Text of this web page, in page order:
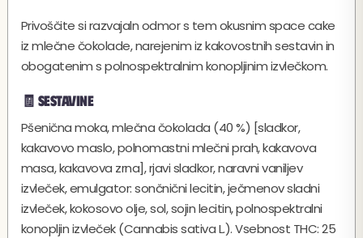
Privoščite si razvajaln odmor s tem okusnim space cake
iz mlečne čokolade, narejenim iz kakovostnih sestavin in
obogatenim s polnospektralnim konopljinim izvlečkom.
🧾 Sestavine
Pšenična moka, mlečna čokolada (40 %) [sladkor,
kakavovo maslo, polnomastni mlečni prah, kakavova
masa, kakavova zrna], rjavi sladkor, naravni vaniljev
izvleček, emulgator: sončnični lecitin, ječmenov sladni
izvleček, kokosovo olje, sol, sojin lecitin, polnospektralni
konopljin izvleček (Cannabis sativa L.). Vsebnost THC: 25